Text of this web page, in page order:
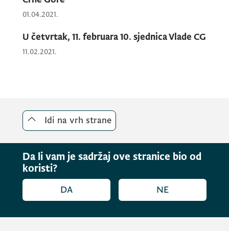
01.04.2021.
U četvrtak, 11. februara 10. sjednica Vlade CG
11.02.2021.
Idi na vrh strane
Da li vam je sadržaj ove stranice bio od
koristi?
DA NE